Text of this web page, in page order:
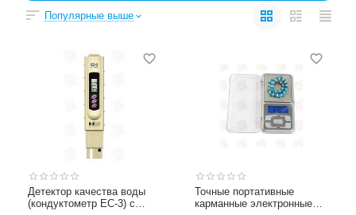
Популярные выше
Детектор качества воды
(кондуктометр EC-3) с
Точные портативные
карманные электронные